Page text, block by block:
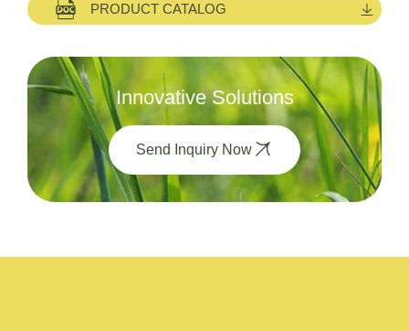
PRODUCT CATALOG
Innovative Solutions
Send Inquiry Now